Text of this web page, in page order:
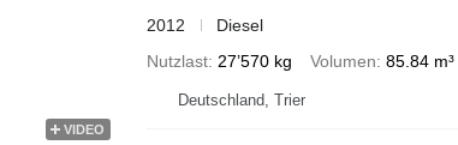
VIDEO
2012
Diesel
Nutzlast 27’570 kg Volumen 85.84 m³
Deutschland, Trier